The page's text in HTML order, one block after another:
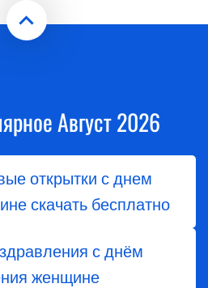
Август 2026
открытки с днем
скачать бесплатно
с днём
женщине